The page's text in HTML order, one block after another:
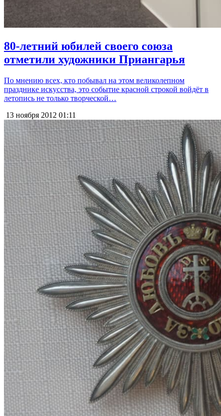
80-летний юбилей своего союза
отметили художники Приангарья
По мнению всех, кто побывал на этом великолепном
празднике искусства, это событие красной строкой войдёт в
летопись не только творческой…
13 ноября 2012 01:11